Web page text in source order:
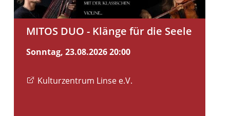
MITOS DUO - Klänge für die Seele
Sonntag, 23.08.202620:00
Kulturzentrum Linse e.V.